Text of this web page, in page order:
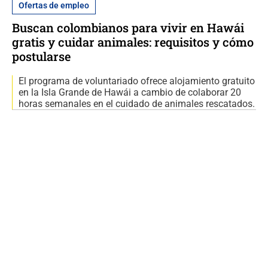
Ofertas de empleo
Buscan colombianos para vivir en Hawái
gratis y cuidar animales: requisitos y cómo
postularse
El programa de voluntariado ofrece alojamiento gratuito
en la Isla Grande de Hawái a cambio de colaborar 20
horas semanales en el cuidado de animales rescatados.